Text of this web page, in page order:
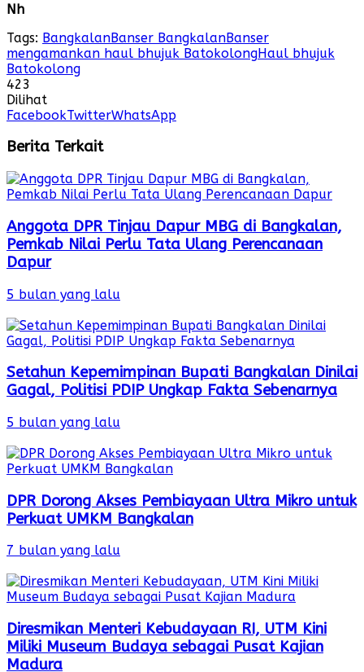
Nh
Tags: BangkalanBanser BangkalanBanser
mengamankan haul bhujuk BatokolongHaul bhujuk
Batokolong
423
Dilihat
FacebookTwitterWhatsApp
Berita Terkait
Anggota DPR Tinjau Dapur MBG di Bangkalan,
Pemkab Nilai Perlu Tata Ulang Perencanaan
Dapur
5 bulan yang lalu
Setahun Kepemimpinan Bupati Bangkalan Dinilai
Gagal, Politisi PDIP Ungkap Fakta Sebenarnya
5 bulan yang lalu
DPR Dorong Akses Pembiayaan Ultra Mikro untuk
Perkuat UMKM Bangkalan
7 bulan yang lalu
Diresmikan Menteri Kebudayaan RI, UTM Kini
Miliki Museum Budaya sebagai Pusat Kajian
Madura